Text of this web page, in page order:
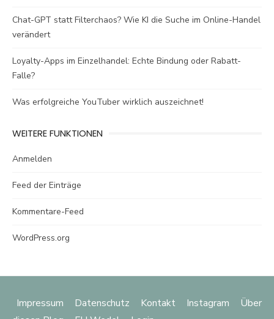
Chat-GPT statt Filterchaos? Wie KI die Suche im Online-Handel
verändert
Loyalty-Apps im Einzelhandel: Echte Bindung oder Rabatt-
Falle?
Was erfolgreiche YouTuber wirklich auszeichnet!
WEITERE FUNKTIONEN
Anmelden
Feed der Einträge
Kommentare-Feed
WordPress.org
Impressum Datenschutz Kontakt Instagram
Über